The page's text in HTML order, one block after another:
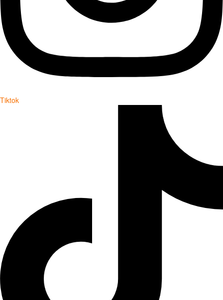
Tiktok